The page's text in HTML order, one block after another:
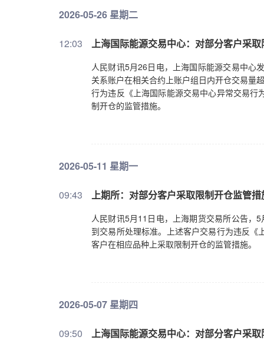
2026-05-26 星期二
12:03 上海国际能源交易中心：对部分客户采
人民财讯5月26日电，上海国际能源交易中心
关系账户在相关合约上账户组日内开仓交易量
行为违反《上海国际能源交易中心异常交易
制开仓的监管措施。
2026-05-11 星期一
09:43 上期所：对部分客户采取限制开仓监管措
人民财讯5月11日电，上海期货交易所公告，
到交易所处理标准。上述客户交易行为违反
客户在相应品种上采取限制开仓的监管措施。
2026-05-07 星期四
09:50 上海国际能源交易中心：对部分客户采